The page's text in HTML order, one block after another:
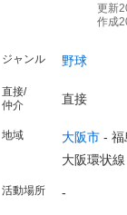
更新
作成
ジャンル 野球
直接/
仲介
直接
地域 大阪市 - 福
大阪環状
活動場所 -